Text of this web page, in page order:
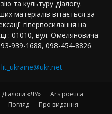
та культуру діалогу.
матеріалів вітається за
гіперпосилання на
01010, вул. Омеляновича-
939-1688, 098-454-8826
lit_ukraine@ukr.net
Діалоги «ЛУ»
Ars poetica
Погляд Про видання